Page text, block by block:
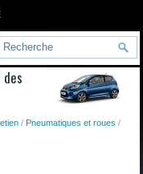
/Pneumatiques et roues /